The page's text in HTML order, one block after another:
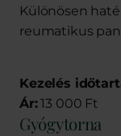
Különösen
reumatikus
Kezelés
Ár: 13 000 Ft
Gyógytorna